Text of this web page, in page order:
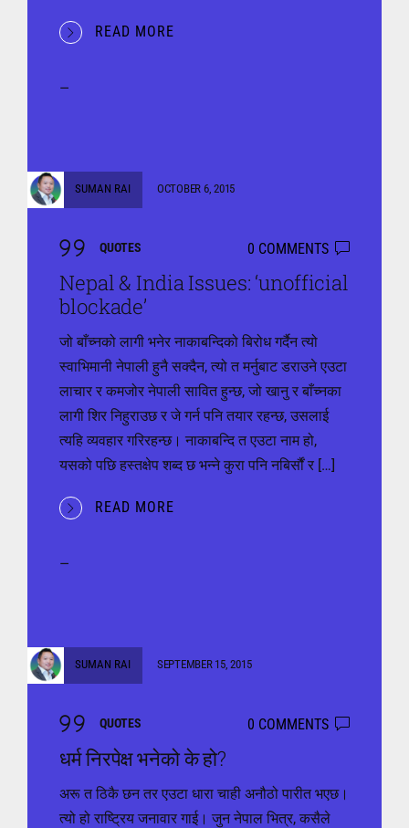
READ MORE
—
SUMAN RAI OCTOBER 6, 2015
QUOTES 0 COMMENTS
Nepal & India Issues: ‘unofficial
blockade’
जो बाँच्नको लागी भनेर नाकाबन्दिको बिरोध गर्दैन त्यो
स्वाभिमानी नेपाली हुनै सक्दैन, त्यो त मर्नुबाट डराउने एउटा
लाचार र कमजोर नेपाली सावित हुन्छ, जो खानु र बाँच्नका
लागी शिर निहुराउछ र जे गर्न पनि तयार रहन्छ, उसलाई
त्यहि व्यवहार गरिरहन्छ। नाकाबन्दि त एउटा नाम हो,
यसको पछि हस्तक्षेप शब्द छ भन्ने कुरा पनि नबिर्सौं र […]
READ MORE
—
SUMAN RAI SEPTEMBER 15, 2015
QUOTES 0 COMMENTS
धर्म निरपेक्ष भनेको के हो?
अरू त ठिकै छन तर एउटा धारा चाही अनौठो पारीत भएछ।
त्यो हो राष्ट्रिय जनावार गाई। जुन नेपाल भित्र, कसैले